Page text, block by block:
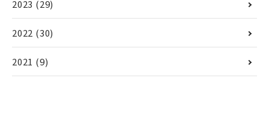
2023 (29)
2022 (30)
2021 (9)